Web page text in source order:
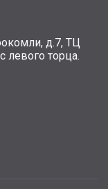
д.7, ТЦ
левого торца.